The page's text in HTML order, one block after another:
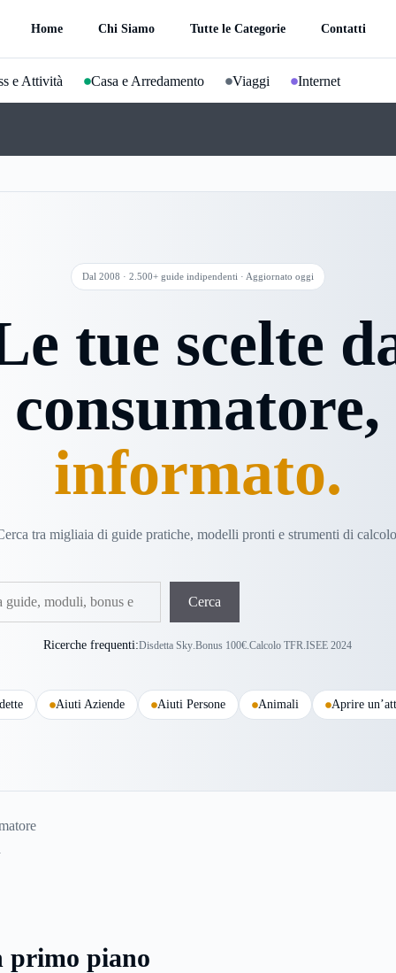
Home Chi Siamo Tutte le Categorie Contatti
e Attività Casa e Arredamento Viaggi Internet
Dal 2008 · 2.500+ guide indipendenti · Aggiornato oggi
tue scelte
consumatore,
informato.
tra migliaia di guide pratiche, modelli pronti e strumenti di
Cerca
Ricerche frequenti:Disdetta Sky.Bonus 100€.Calcolo TFR.ISEE 2024
Aiuti Aziende Aiuti Persone Animali Aprire
primo piano